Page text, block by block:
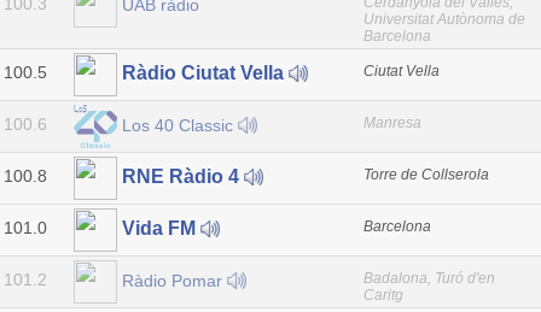
UAB ràdio
Universitat Autònoma de
Barcelona
100.5 Ràdio Ciutat Vella Ciutat Vella
100.6 Los 40 Classic Manresa
100.8 RNE Ràdio 4 Torre de Collserola
101.0 Vida FM Barcelona
101.2 Ràdio Pomar
Badalona, Turó d'en
Caritg